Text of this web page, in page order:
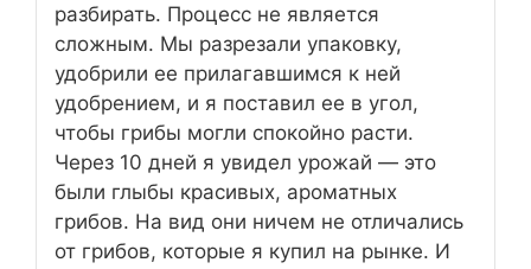
разбирать. Процесс не является
сложным. Мы разрезали упаковку,
удобрили ее прилагавшимся к ней
удобрением, и я поставил ее в угол,
чтобы грибы могли спокойно расти.
Через 10 дней я увидел урожай — это
были глыбы красивых, ароматных
грибов. На вид они ничем не отличались
от грибов, которые я купил на рынке. И